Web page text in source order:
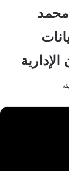
محمد